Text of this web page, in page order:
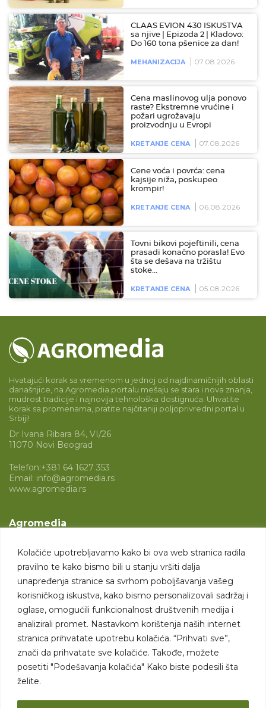
Kolačiće upotrebljavamo kako bi ova web stranica radila
pravilno te kako bismo bili u stanju vršiti dalja
unapređenja stranice sa svrhom poboljšavanja vašeg
korisničkog iskustva, kako bismo personalizovali sadržaj i
oglase, omogućili funkcionalnost društvenih medija i
analizirali promet. Nastavkom korištenja naših internet
stranica prihvatate upotrebu kolačića. “Prihvati sve”,
znači da prihvatate sve kolačiće. Takođe, možete
posetiti "Podešavanja kolačića" Kako biste podesili šta
želite.
CLAAS EVION 430 ISKUSTVA
sa njive | Epizoda 2 | Kladovo:
Do 160 tona pšenice za dan!
MEHANIZACIJA 07.08.2026
Cena maslinovog ulja ponovo
raste? Ekstremne vrućine i
požari ugrožavaju
proizvodnju u Evropi
KRETANJE CENA 07.08.2026
Cene voća i povrća: cena
kajsije niža, poskupeo
krompir!
KRETANJE CENA 06.08.2026
Tovni bikovi pojeftinili, cena
prasadi konačno porasla! Evo
šta se dešava na tržištu
stoke…
KRETANJE CENA 05.08.2026
Hvatajući korak sa vremenom u jednoj od najdinamičnijih oblasti
današnjice, na Agromedia portalu mešaju se stara i nova znanja,
mudrost tradicije i najnovija tehnološka dostignuća. Uhvatite
korak sa promenama, pratite najčitaniji poljoprivredni portal u
Srbiji!
Dr Ivana Ribara 84, VI/26
11070 Novi Beograd
Telefon:+381 64 1627 353
Email: info@agromedia.rs
www.agromedia.rs
Agromedia
Svet poljoprivrede
Marketing usluge
Tražimo saradnike
Kontakt